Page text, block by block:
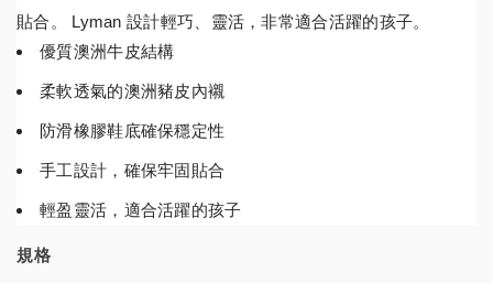
貼合。 Lyman 設計輕巧、靈活，非常適合活躍的孩子。
優質澳洲牛皮結構
柔軟透氣的澳洲豬皮內襯
防滑橡膠鞋底確保穩定性
手工設計，確保牢固貼合
輕盈靈活，適合活躍的孩子
規格